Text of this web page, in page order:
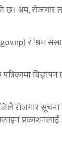
श्रम, रोजगार
र ‘श्रम
विज्ञापन
रोजगार
प्रकाशनलाई